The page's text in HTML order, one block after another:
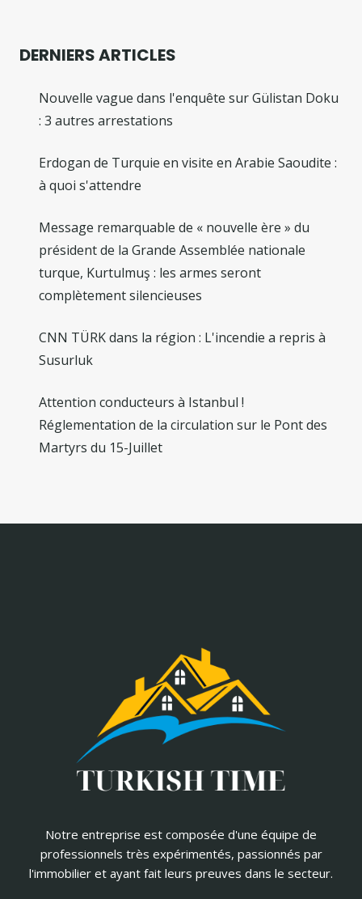
DERNIERS ARTICLES
Nouvelle vague dans l'enquête sur Gülistan Doku
: 3 autres arrestations
Erdogan de Turquie en visite en Arabie Saoudite :
à quoi s'attendre
Message remarquable de « nouvelle ère » du
président de la Grande Assemblée nationale
turque, Kurtulmuş : les armes seront
complètement silencieuses
CNN TÜRK dans la région : L'incendie a repris à
Susurluk
Attention conducteurs à Istanbul !
Réglementation de la circulation sur le Pont des
Martyrs du 15-Juillet
Notre entreprise est composée d'une équipe de
professionnels très expérimentés, passionnés par
l'immobilier et ayant fait leurs preuves dans le secteur.